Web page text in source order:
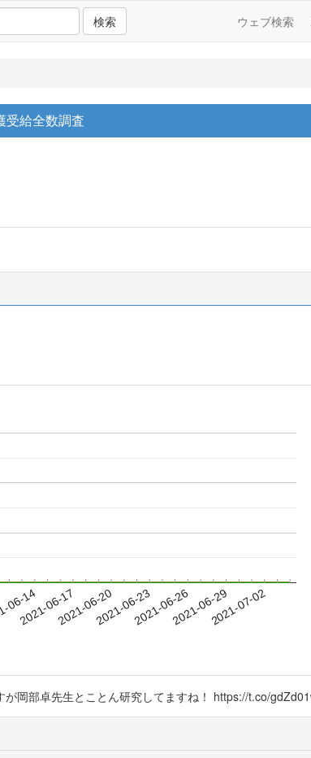
検索 ウェブ検索
受給全数調査
06-14
2021-06-172021-06-202021-06-232021-06-262021-06-292021-07-02
岡部卓先生とことん研究してますね！ https://t.co/